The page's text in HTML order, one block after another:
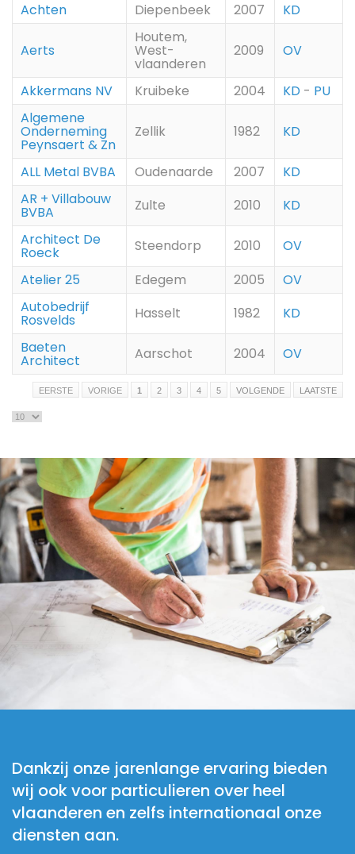
Achten
Diepenbeek 2007 KD
Aerts
Houtem,
West-
vlaanderen
2009 OV
Akkermans NV Kruibeke 2004 KD - PU
Algemene
Onderneming
Peynsaert & Zn
Zellik 1982 KD
ALL Metal BVBA Oudenaarde 2007
KD
AR + Villabouw
BVBA Zulte 2010
KD
Architect De
Roeck Steendorp 2010
OV
Atelier 25
Edegem 2005
OV
Autobedrijf
Rosvelds Hasselt 1982
KD
Baeten
Architect Aarschot 2004 OV
EERSTE VORIGE 1 2 3 4 5 VOLGENDE LAATSTE
Dankzij onze jarenlange ervaring bieden
wij ook voor particulieren over heel
vlaanderen en zelfs internationaal onze
diensten aan.